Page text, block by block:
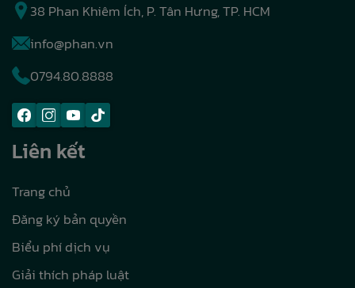
38 Phan Khiêm Ích, P. Tân Hưng, TP. HCM
info@phan.vn
0794.80.8888
Liên kết
Trang chủ
Đăng ký bản quyền
Biểu phí dịch vụ
Giải thích pháp luật